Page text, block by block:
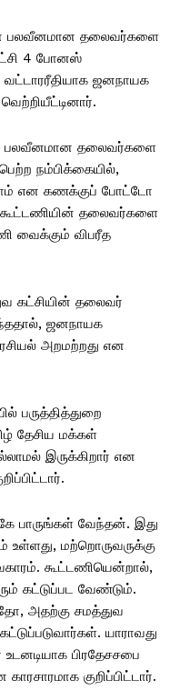
பலவீனமான தலைவர்களை
4 போனஸ்
ஜனநாயக
பலவீனமான தலைவர்களை
நம்பிக்கையில்,
என கணக்குப் போட்டோ
தலைவர்களை
வைக்கும் விபரீத
கட்சியின் தலைவர்
ஜனநாயக
அறமற்றது என
பருத்தித்துறை
தேசிய மக்கள்
இருக்கிறார் என
பாருங்கள் வேந்தன். இது
உள்ளது, மற்றொருவருக்கு
கூட்டணியென்றால்,
கட்டுப்பட வேண்டும்.
அதற்கு சமத்துவ
யாராவது
பிரதேசசபை
காரசாரமாக குறிப்பிட்டார்.